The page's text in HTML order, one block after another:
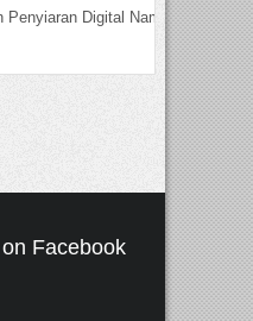
Digital Nama
Facebook